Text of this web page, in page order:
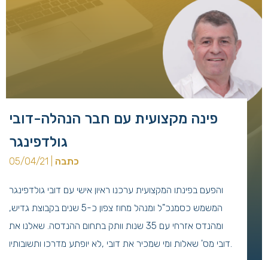
פינה מקצועית עם חבר הנהלה-דובי
גולדפינגר
כתבה
והפעם בפינתו המקצועית ערכנו ראיון אישי עם דובי גולדפינגר
המשמש כסמנכ"ל ומנהל מחוז צפון כ-5 שנים בקבוצת גדיש,
ומהנדס אזרחי עם 35 שנות וותק בתחום ההנדסה. שאלנו את
דובי מס' שאלות ומי שמכיר את דובי ,לא יופתע מדרכו ותשובותיו.